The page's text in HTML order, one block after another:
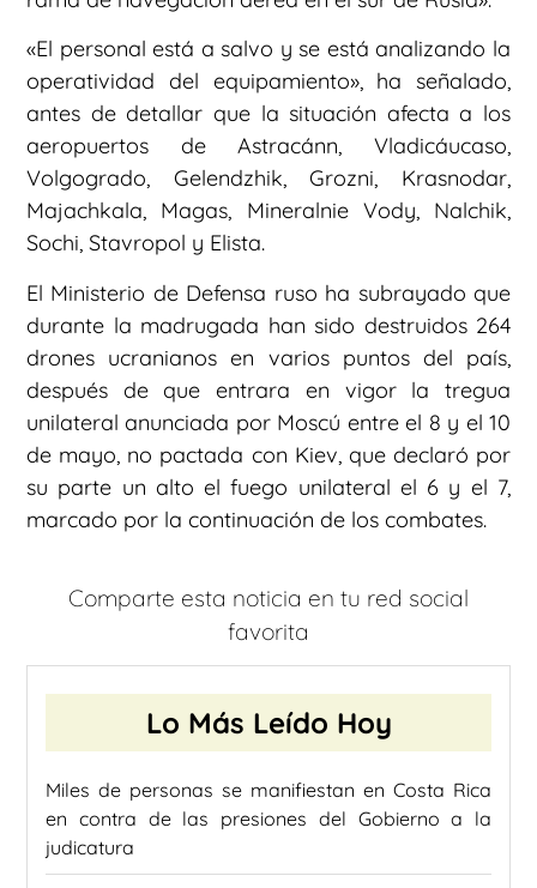
«El personal está a salvo y se está analizando la
operatividad del equipamiento», ha señalado,
antes de detallar que la situación afecta a los
aeropuertos de Astracánn, Vladicáucaso,
Volgogrado, Gelendzhik, Grozni, Krasnodar,
Majachkala, Magas, Mineralnie Vody, Nalchik,
Sochi, Stavropol y Elista.
El Ministerio de Defensa ruso ha subrayado que
durante la madrugada han sido destruidos 264
drones ucranianos en varios puntos del país,
después de que entrara en vigor la tregua
unilateral anunciada por Moscú entre el 8 y el 10
de mayo, no pactada con Kiev, que declaró por
su parte un alto el fuego unilateral el 6 y el 7,
marcado por la continuación de los combates.
Comparte esta noticia en tu red social
favorita
Lo Más Leído Hoy
Miles de personas se manifiestan en Costa Rica
en contra de las presiones del Gobierno a la
judicatura